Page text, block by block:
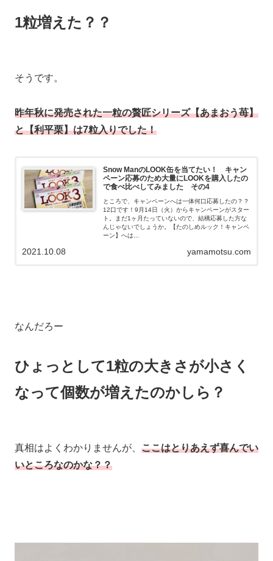
1粒増えた？？
そうです。
昨年秋に発売された一粒の贅匠シリーズ【あまおう苺】
と【利平栗】は7粒入りでした！
Snow ManのLOOK缶を当てたい！ キャン
ペーン応募のため大量にLOOKを購入したの
で食べ比べしてみました その4
ところで、キャンペーンへは一体何口応募したの？？
12口です！9月14日（火）からキャンペーンがスター
ト。まだ1ヶ月たっていないので、結構応募した方な
んじゃないでしょうか。【たのしめルック！キャンペ
ーン】へは...
yamamotsu.com
2021.10.08
なんだろー
ひょっとして1粒の大きさが小さく
なって個数が増えたのかしら？
真相はよくわかりませんが、 ここはとりあえず喜んでい
いところなのかな？？